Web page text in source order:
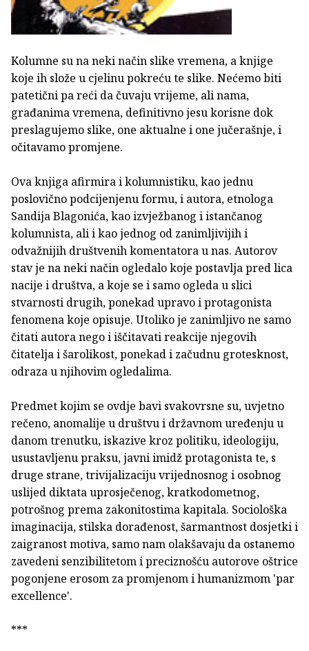
Kolumne su na neki način slike vremena, a knjige
koje ih slože u cjelinu pokreću te slike. Nećemo biti
patetični pa reći da čuvaju vrijeme, ali nama,
građanima vremena, definitivno jesu korisne dok
preslagujemo slike, one aktualne i one jučerašnje, i
očitavamo promjene.
Ova knjiga afirmira i kolumnistiku, kao jednu
poslovično podcijenjenu formu, i autora, etnologa
Sandija Blagonića, kao izvježbanog i istančanog
kolumnista, ali i kao jednog od zanimljivijih i
odvažnijih društvenih komentatora u nas. Autorov
stav je na neki način ogledalo koje postavlja pred lica
nacije i društva, a koje se i samo ogleda u slici
stvarnosti drugih, ponekad upravo i protagonista
fenomena koje opisuje. Utoliko je zanimljivo ne samo
čitati autora nego i iščitavati reakcije njegovih
čitatelja i šarolikost, ponekad i začudnu grotesknost,
odraza u njihovim ogledalima.
Predmet kojim se ovdje bavi svakovrsne su, uvjetno
rečeno, anomalije u društvu i državnom uređenju u
danom trenutku, iskazive kroz politiku, ideologiju,
usustavljenu praksu, javni imidž protagonista te, s
druge strane, trivijalizaciju vrijednosnog i osobnog
uslijed diktata uprosječenog, kratkodometnog,
potrošnog prema zakonitostima kapitala. Sociološka
imaginacija, stilska dorađenost, šarmantnost dosjetki i
zaigranost motiva, samo nam olakšavaju da ostanemo
zavedeni senzibilitetom i preciznošću autorove oštrice
pogonjene erosom za promjenom i humanizmom 'par
excellence'.
***